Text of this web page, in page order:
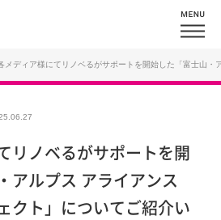
メディア様にてリノベるがサポートを開始した「富士山
リノベるがサポートを開
アルプス アライアンス
クト」についてご紹介い